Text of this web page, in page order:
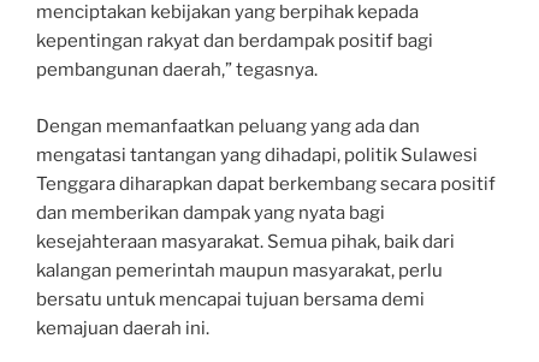
menciptakan kebijakan yang berpihak kepada
kepentingan rakyat dan berdampak positif bagi
pembangunan daerah,” tegasnya.
Dengan memanfaatkan peluang yang ada dan
mengatasi tantangan yang dihadapi, politik Sulawesi
Tenggara diharapkan dapat berkembang secara positif
dan memberikan dampak yang nyata bagi
kesejahteraan masyarakat. Semua pihak, baik dari
kalangan pemerintah maupun masyarakat, perlu
bersatu untuk mencapai tujuan bersama demi
kemajuan daerah ini.